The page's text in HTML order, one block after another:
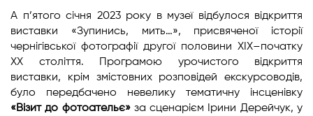
А п’ятого січня 2023 року в музеї відбулося відкриття
виставки «Зупинись, мить…», присвяченої історії
чернігівської фотографії другої половини ХІХ–початку
ХХ століття. Програмою урочистого відкриття
виставки, крім змістовних розповідей екскурсоводів,
було передбачено невелику тематичну інсценівку
«Візит до фотоательє»за сценарієм Ірини Дерейчук, у